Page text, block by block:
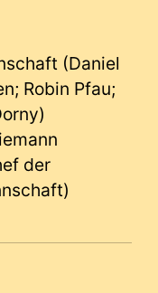
(Daniel
Robin Pfau;
der